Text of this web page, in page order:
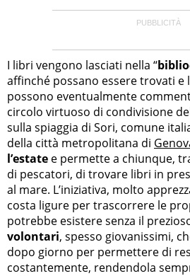
I libri vengono lasciati nella “
affinché possano essere trovati e
possono eventualmente
circolo virtuoso di condivisione
sulla spiaggia di Sori, comune
della città metropolitana di
l’estate e permette a chiunque,
di pescatori, di trovare libri in
al mare. L’iniziativa, molto
costa ligure per trascorrere le
potrebbe esistere senza il
volontari, spesso giovanissimi,
dopo giorno per permettere di
costantemente, rendendola